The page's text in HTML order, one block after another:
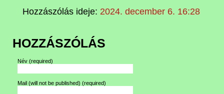
Hozzászólás ideje: 2024. december 6. 16:28
HOZZÁSZÓLÁS
Név (required)
Mail (will not be published) (required)